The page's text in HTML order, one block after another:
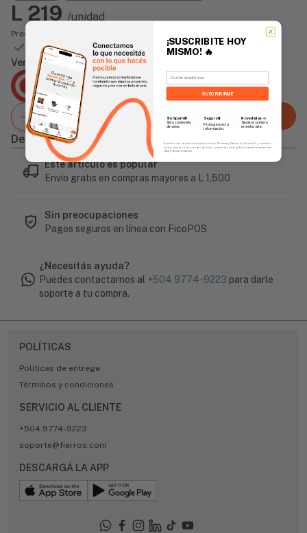
L 219 /unidad
Precio incluye impuesto sobre ventas
Disponible Online
Vendido Por:
Agencia Global
2 días - Tiempo de Entrega Promedio
Agregar al carrito
Descripción
Este artículo es popular
Envío gratis en compras mayores a L 1,500
Sin preocupaciones
Pagos seguros en línea con FicoPOS
¿Necesitás ayuda?
Puedes contactarnos al +504 9774-9223 para darle
soporte a tu compra.
POLÍTICAS
Políticas de entrega
Términos y condiciones
SERVICIO AL CLIENTE
+504 9774-9223
soporte@fierros.com
DESCARGÁ LA APP
¡SUSCRIBITE HOY
MISMO! 🔥
Email
SUSCRIBIRME
Sin Spam 🚫
Solo contenido
de valor.
Seguro 🔒
Protegemos tu
información.
Novedades 📣
Serás el primero
en enterarte.
Al enviar este formulario, aceptás nuestros Términos y Política de Privacidad, y consentís
recibir correos de Fierros con novedades, productos y eventos. Este consentimiento no es
obligatorio para comprar.